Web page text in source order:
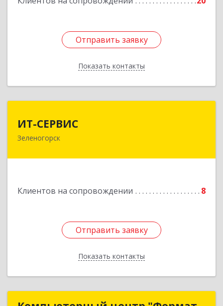
Отправить заявку
Показать контакты
Отправить заявку
Назад
ИТ-СЕРВИС
Зеленогорск
Клиентов на сопровождении 8
Отправить заявку
Показать контакты
663690, Красноярский край, Зеленогорск г,
Отправить заявку
Назад